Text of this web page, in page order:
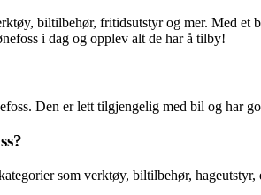
biltilbehør, fritidsutstyr og mer. Med
i dag og opplev alt de har å tilby!
Den er lett tilgjengelig med bil og har
som verktøy, biltilbehør,